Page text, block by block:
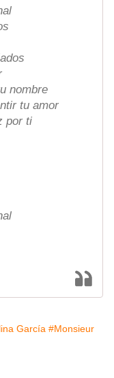
nombre
tu amor
por ti
García #Monsieur